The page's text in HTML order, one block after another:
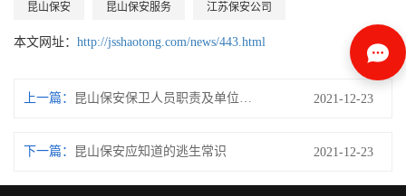
昆山保安 昆山保安服务 江苏保安公司
本文网址： http://jsshaotong.com/news/443.html
上一篇： 昆山保安保卫人员职责及单位制度 2021-12-23
下一篇： 昆山保安应知道的逃生常识 2021-12-23